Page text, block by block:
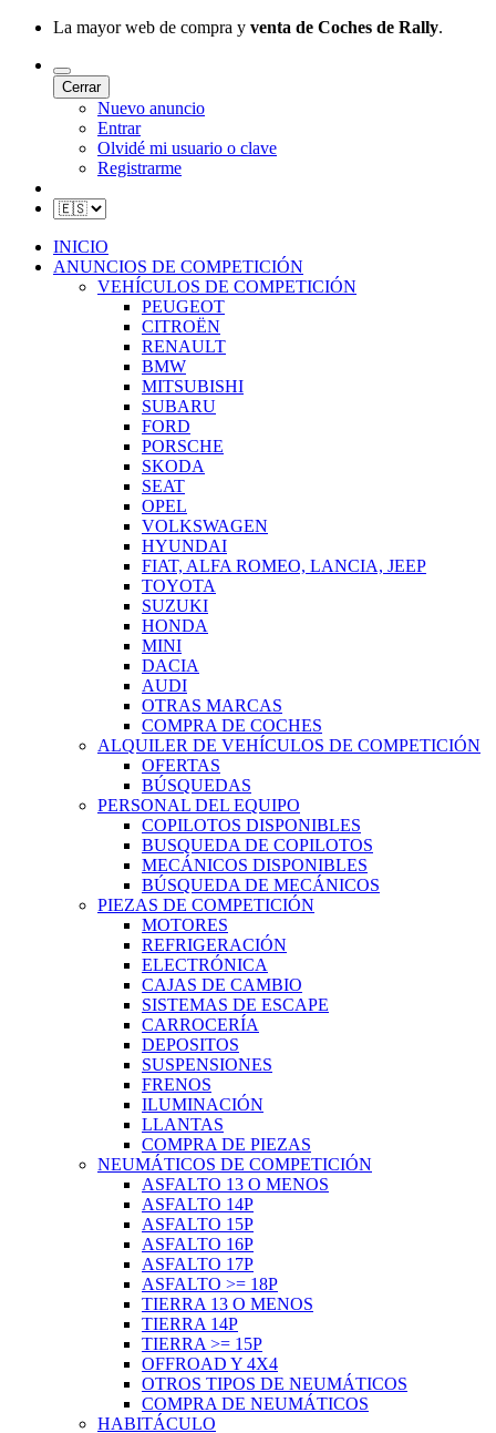
La mayor web de compra y venta de Coches de Rally.
Cerrar
Nuevo anuncio
Entrar
Olvidé mi usuario o clave
Registrarme
INICIO
ANUNCIOS DE COMPETICIÓN
VEHÍCULOS DE COMPETICIÓN
PEUGEOT
CITROËN
RENAULT
BMW
MITSUBISHI
SUBARU
FORD
PORSCHE
SKODA
SEAT
OPEL
VOLKSWAGEN
HYUNDAI
FIAT, ALFA ROMEO, LANCIA, JEEP
TOYOTA
SUZUKI
HONDA
MINI
DACIA
AUDI
OTRAS MARCAS
COMPRA DE COCHES
ALQUILER DE VEHÍCULOS DE COMPETICIÓN
OFERTAS
BÚSQUEDAS
PERSONAL DEL EQUIPO
COPILOTOS DISPONIBLES
BUSQUEDA DE COPILOTOS
MECÁNICOS DISPONIBLES
BÚSQUEDA DE MECÁNICOS
PIEZAS DE COMPETICIÓN
MOTORES
REFRIGERACIÓN
ELECTRÓNICA
CAJAS DE CAMBIO
SISTEMAS DE ESCAPE
CARROCERÍA
DEPOSITOS
SUSPENSIONES
FRENOS
ILUMINACIÓN
LLANTAS
COMPRA DE PIEZAS
NEUMÁTICOS DE COMPETICIÓN
ASFALTO 13 O MENOS
ASFALTO 14P
ASFALTO 15P
ASFALTO 16P
ASFALTO 17P
ASFALTO >= 18P
TIERRA 13 O MENOS
TIERRA 14P
TIERRA >= 15P
OFFROAD Y 4X4
OTROS TIPOS DE NEUMÁTICOS
COMPRA DE NEUMÁTICOS
HABITÁCULO